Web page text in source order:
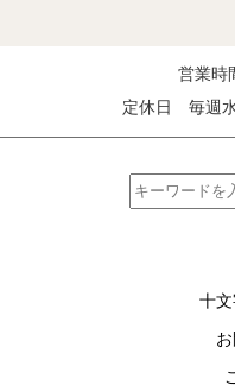
営業時
定休日 毎週
十